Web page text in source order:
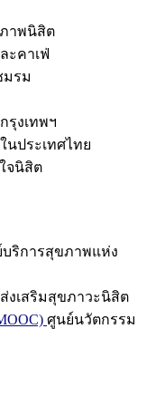
าพนิสิต
ะคาเฟ่
มรม
รุงเทพฯ
นประเทศไทย
จนิสิต
ริการสุขภาพแห่ง
งเสริมสุขภาวะนิสิต
ศูนย์นวัตกรรม